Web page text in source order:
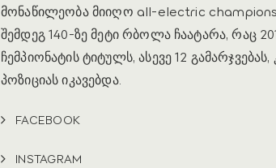
მონაწილეობა მიიღო all-electric
შემდეგ 140-ზე მეტი რბოლა ჩაატარა, რაც
ჩემპიონატის ტიტულს, ასევე 12
პოზიციას იკავებდა.
FACEBOOK
INSTAGRAM